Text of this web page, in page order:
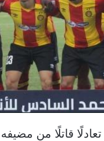
قاتلًا من مضيفه